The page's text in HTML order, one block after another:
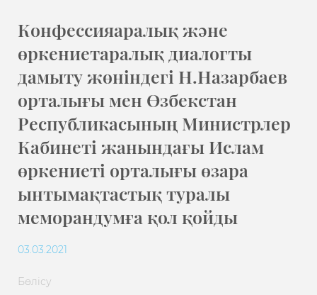
Конфессияаралық және
өркениетаралық диалогты
дамыту жөніндегі Н.Назарбаев
орталығы мен Өзбекстан
Республикасының Министрлер
Кабинеті жанындағы Ислам
өркениеті орталығы өзара
ынтымақтастық туралы
меморандумға қол қойды
03.03.2021
Бөлісу